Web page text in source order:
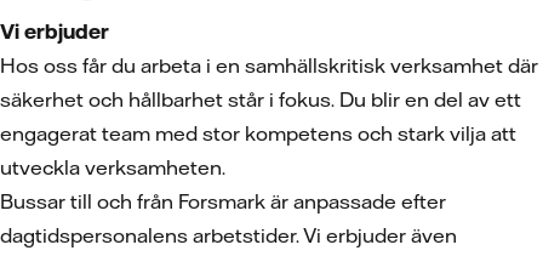
Vi erbjuder
Hos oss får du arbeta i en samhällskritisk verksamhet där
säkerhet och hållbarhet står i fokus. Du blir en del av ett
engagerat team med stor kompetens och stark vilja att
utveckla verksamheten.
Bussar till och från Forsmark är anpassade efter
dagtidspersonalens arbetstider. Vi erbjuder även